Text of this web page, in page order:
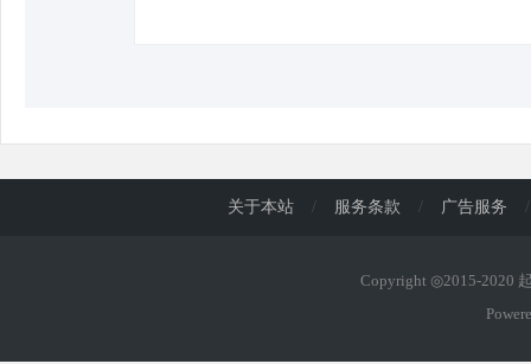
关于本站 / 服务条款 / 广告服务 /
Copyright ◎2015-2020